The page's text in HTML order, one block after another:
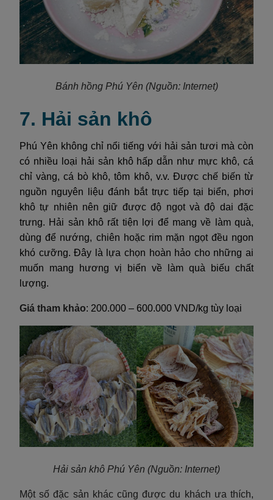
Bánh hồng Phú Yên (Nguồn: Internet)
7. Hải sản khô
Phú Yên không chỉ nổi tiếng với hải sản tươi mà còn
có nhiều loại hải sản khô hấp dẫn như mực khô, cá
chỉ vàng, cá bò khô, tôm khô, v.v. Được chế biến từ
nguồn nguyên liệu đánh bắt trực tiếp tại biển, phơi
khô tự nhiên nên giữ được độ ngọt và độ dai đặc
trưng. Hải sản khô rất tiện lợi để mang về làm quà,
dùng để nướng, chiên hoặc rim mặn ngọt đều ngon
khó cưỡng. Đây là lựa chọn hoàn hảo cho những ai
muốn mang hương vị biển về làm quà biếu chất
lượng.
Giá tham khảo: 200.000 – 600.000 VND/kg tùy loại
Hải sản khô Phú Yên (Nguồn: Internet)
Một số đặc sản khác cũng được du khách ưa thích,